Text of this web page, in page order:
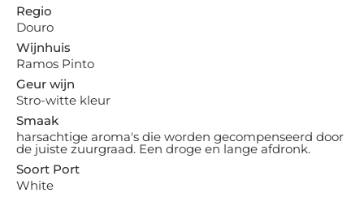
Regio
Douro
Wijnhuis
Ramos Pinto
Geur wijn
Stro-witte kleur
Smaak
harsachtige aroma's die worden gecompenseerd door
de juiste zuurgraad. Een droge en lange afdronk.
Soort Port
White